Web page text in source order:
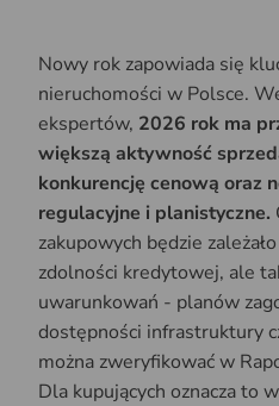
Nowy rok zapowiada się
nieruchomości w Polsce.
ekspertów, 2026 rok ma
większą aktywność
konkurencję cenową oraz
regulacyjne i planistyczne.
zakupowych będzie
zdolności kredytowej, ale
uwarunkowań - planów
dostępności infrastruktury
można zweryfikować w
Dla kupujących oznacza to